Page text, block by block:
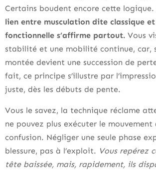
Certains boudent encore cette logique.
lien entre musculation dite classique
fonctionnelle s’affirme partout. Vous
stabilité et une mobilité continue, car,
montée devient une succession de
fait, ce principe s’illustre par
juste, dès les débuts de pente.
Vous le savez, la technique réclame
ne pouvez plus exécuter le mouvement
confusion. Négliger une seule phase
blessure, pas à l’exploit. Vous repérez
tête baissée, mais, rapidement, ils